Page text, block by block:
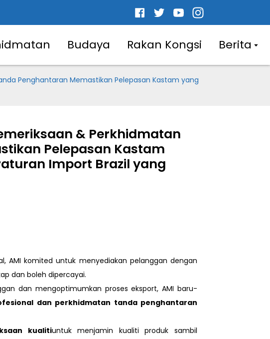
Budaya Rakan Kongsi Berita
Penghantaran Memastikan Pelepasan Kastam yang
& Perkhidmatan
Pelepasan Kastam
Import Brazil yang
AMI komited untuk menyediakan pelanggan dengan
dan boleh dipercayai.
dan mengoptimumkan proses eksport, AMI baru-
dan perkhidmatan tanda penghantaran
kualitiuntuk menjamin kualiti produk sambil